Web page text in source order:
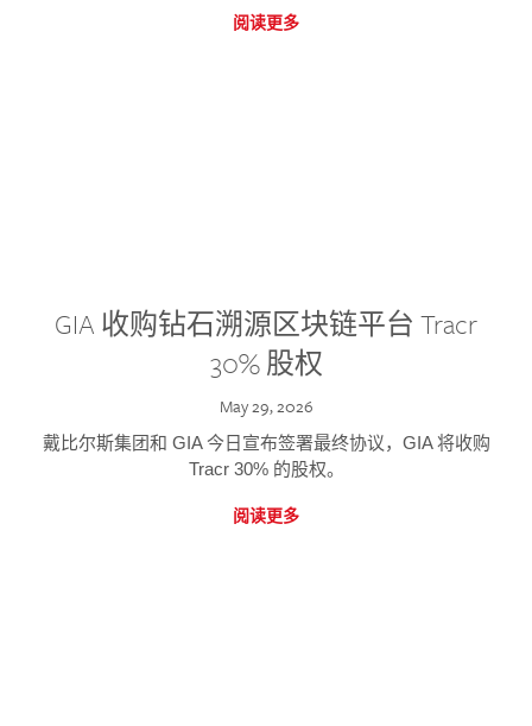
阅读更多
GIA 收购钻石溯源区块链平台 Tracr
30% 股权
May 29, 2026
戴比尔斯集团和 GIA 今日宣布签署最终协议，GIA 将收购
Tracr 30% 的股权。
阅读更多